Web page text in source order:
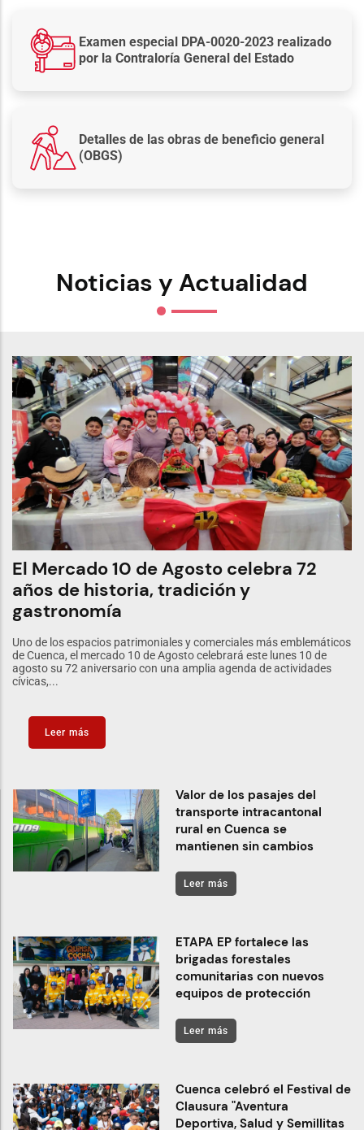
Examen especial DPA-0020-2023 realizado
por la Contraloría General del Estado
Detalles de las obras de beneficio general
(OBGS)
Noticias y Actualidad
El Mercado 10 de Agosto celebra 72
años de historia, tradición y
gastronomía
Uno de los espacios patrimoniales y comerciales más emblemáticos
de Cuenca, el mercado 10 de Agosto celebrará este lunes 10 de
agosto su 72 aniversario con una amplia agenda de actividades
cívicas,...
Leer más
Valor de los pasajes del
transporte intracantonal
rural en Cuenca se
mantienen sin cambios
Leer más
ETAPA EP fortalece las
brigadas forestales
comunitarias con nuevos
equipos de protección
Leer más
Cuenca celebró el Festival de
Clausura "Aventura
Deportiva, Salud y Semillitas